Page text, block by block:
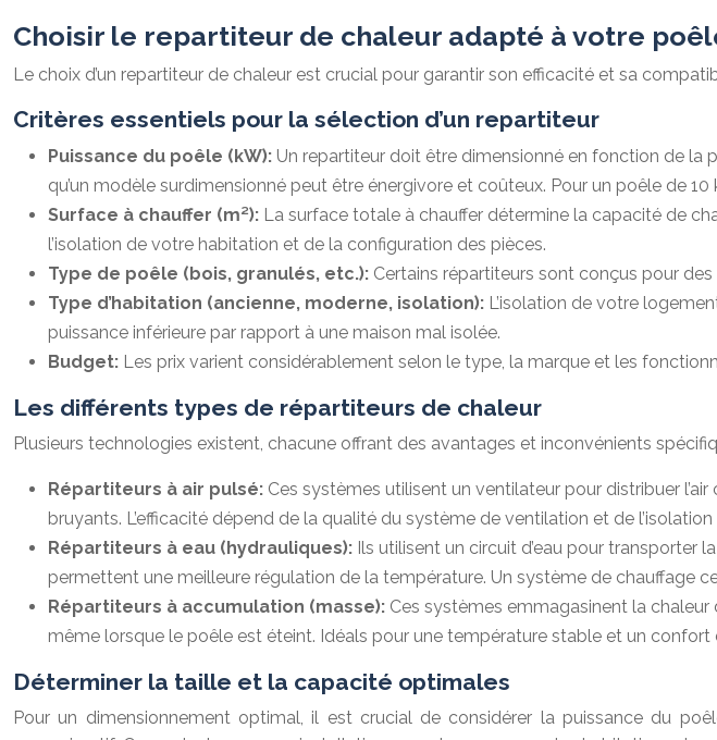
Choisir le repartiteur de chaleur adapté à votre
Le choix d’un repartiteur de chaleur est crucial pour garantir son efficacité et sa
Critères essentiels pour la sélection d’un repartiteur
Puissance du poêle (kW): Un repartiteur doit être dimensionné en fonction de la
qu’un modèle surdimensionné peut être énergivore et coûteux. Pour un poêle de
Surface à chauffer (m²): La surface totale à chauffer détermine la capacité de
l’isolation de votre habitation et de la configuration des pièces.
Type de poêle (bois, granulés, etc.): Certains répartiteurs sont conçus pour
Type d’habitation (ancienne, moderne, isolation): L’isolation de votre
puissance inférieure par rapport à une maison mal isolée.
Budget: Les prix varient considérablement selon le type, la marque et les
Les différents types de répartiteurs de chaleur
Plusieurs technologies existent, chacune offrant des avantages et inconvénients
Répartiteurs à air pulsé: Ces systèmes utilisent un ventilateur pour distribuer
bruyants. L’efficacité dépend de la qualité du système de ventilation et de
Répartiteurs à eau (hydrauliques): Ils utilisent un circuit d’eau pour transporter
permettent une meilleure régulation de la température. Un système de chauffage
Répartiteurs à accumulation (masse): Ces systèmes emmagasinent la
même lorsque le poêle est éteint. Idéals pour une température stable et un
Déterminer la taille et la capacité optimales
Pour un dimensionnement optimal, il est crucial de considérer la puissance du